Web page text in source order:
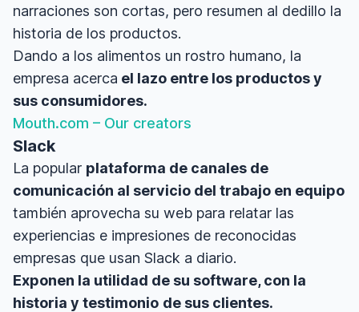
narraciones son cortas, pero resumen al dedillo la
historia de los productos.
Dando a los alimentos un rostro humano, la
empresa acerca el lazo entre los productos y
sus consumidores.
Mouth.com – Our creators
Slack
La popular plataforma de canales de
comunicación al servicio del trabajo en equipo
también aprovecha su web para relatar las
experiencias e impresiones de reconocidas
empresas que usan Slack a diario.
Exponen la utilidad de su software, con la
historia y testimonio de sus clientes.